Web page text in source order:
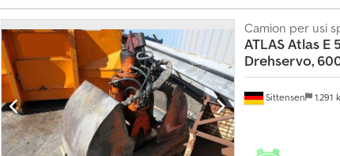
Linee idrauliche aggiuntive Attacco rapido Stabilizzatori per il
cabina è rialzata, dotata di aria condizionata e riscaldamento.
Chedpozrf Dvsfx Af Eja Le condizioni tecniche e l'aspetto generale
Sittensen 1.291
Camion per usi
ATLASAtlas E
Drehservo,